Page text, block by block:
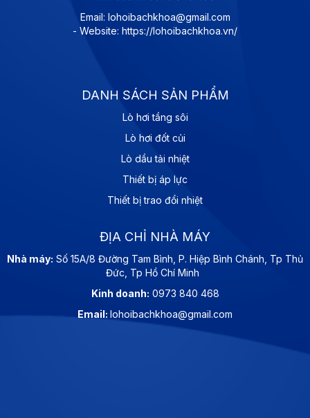
Email: lohoibachkhoa@gmail.com
- Website: https://lohoibachkhoa.vn/
DANH SÁCH SẢN PHẨM
Lò hơi tầng sôi
Lò hơi đốt củi
Lò dầu tải nhiệt
Thiết bị áp lực
Thiết bị trao đổi nhiệt
ĐỊA CHỈ NHÀ MÁY
Nhà máy: Số 15A/8 Đường Tam Bình, P. Hiệp Bình Chánh, Tp Thủ
Đức, Tp Hồ Chí Minh
Kinh doanh: 0973 840 468
Email: lohoibachkhoa@gmail.com